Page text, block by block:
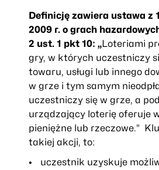
Definicję zawiera ustawa z
2009 r. o grach
2 ust. 1 pkt 10: „Loteriami
gry, w których uczestniczy
towaru, usługi lub innego
w grze i tym samym
uczestniczy się w grze, a
urządzający loterię oferuje
pieniężne lub rzeczowe.”
takiej akcji, to:
uczestnik uzyskuje